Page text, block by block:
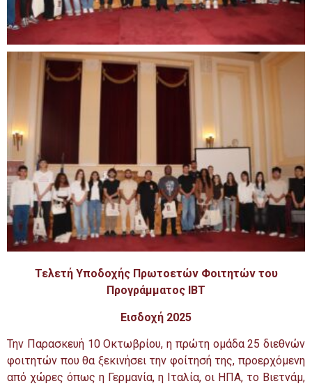
Τελετή Υποδοχής Πρωτοετών Φοιτητών του
Προγράμματος IBT
Εισδοχή 2025
Την Παρασκευή 10 Οκτωβρίου, η πρώτη ομάδα 25 διεθνών
φοιτητών που θα ξεκινήσει την φοίτησή της, προερχόμενη
από χώρες όπως η Γερμανία, η Ιταλία, οι ΗΠΑ, το Βιετνάμ,